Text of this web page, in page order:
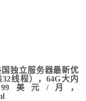
国独立服务器最新优
线程），64G大内
美元/月，